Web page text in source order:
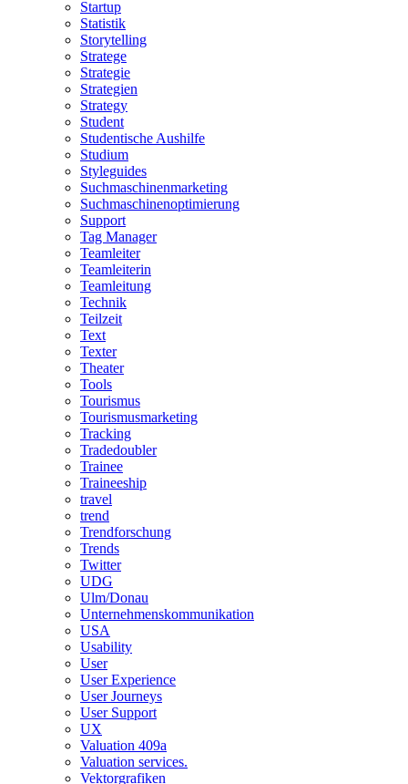
Startup
Statistik
Storytelling
Stratege
Strategie
Strategien
Strategy
Student
Studentische Aushilfe
Studium
Styleguides
Suchmaschinenmarketing
Suchmaschinenoptimierung
Support
Tag Manager
Teamleiter
Teamleiterin
Teamleitung
Technik
Teilzeit
Text
Texter
Theater
Tools
Tourismus
Tourismusmarketing
Tracking
Tradedoubler
Trainee
Traineeship
travel
trend
Trendforschung
Trends
Twitter
UDG
Ulm/Donau
Unternehmenskommunikation
USA
Usability
User
User Experience
User Journeys
User Support
UX
Valuation 409a
Valuation services.
Vektorgrafiken